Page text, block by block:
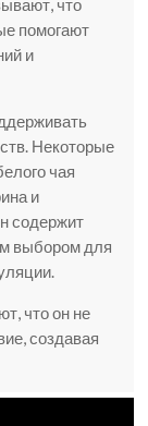
что
помогают
и
Некоторые
чая
и
содержит
выбором для
что он не
создавая